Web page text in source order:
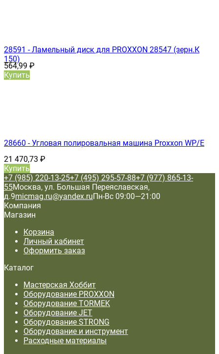
28591 - Ламельный диск для PROXXON 28547 (зерн.К
150)
564,99 ₽
Купить
28660 - Угловая полировальная машина Proxxon WP/E
21 470,73 ₽
Купить
+7 (985) 220-13-25+7 (495) 295-57-88+7 (977) 865-13-
55Москва, ул. Большая Переяславская,
д.9micmag.ru@yandex.ruПн-Вс 09:00—21:00
Компания
Магазин
Корзина
Личный кабинет
Оформить заказ
Каталог
Мастерская Хоббит
Оборудование PROXXON
Оборудование TORMEK
Оборудование JET
Оборудование STRONG
Оборудование и инструмент
Расходные материалы